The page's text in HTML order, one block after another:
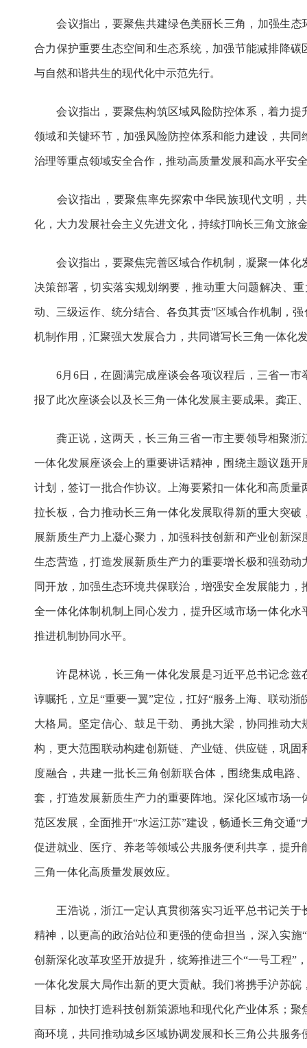
会议指出，要聚焦共建绿色美丽长三角，加强生态
合力保护重要生态空间和生态系统，加强节能减排降
与自然和谐共生的现代化中示范先行。
会议指出，要聚焦构筑区域风险防控体系，着力提
领域和关键环节，加强风险防控体系和能力建设，共
治理等重点领域安全合作，推动高质量发展和高水平安
会议指出，要聚焦率先探索中华民族现代文明，共
化，大力发展社会主义先进文化，持续打响长三角文旅
会议指出，要聚焦完善区域合作机制，凝聚一体化
决策部署，切实落实规划纲要，推动重大问题解决、
动、三级运作、统分结合、各负其责”区域合作机制，
机制作用，汇聚强大发展合力，共同谱写长三角一体化
6月6日，在圆满完成座谈会各项议程后，三省一市
报了此次座谈会以及长三角一体化发展主要成果。龚正
龚正说，这两天，长三角三省一市主要领导相聚浙
一体化发展座谈会上的重要讲话精神，围绕主题议题
计划，签订一批合作协议。上海要紧扣一体化和高质
拉长板，合力推动长三角一体化发展取得新的重大突
展新质生产力上凝心聚力，加强科技创新和产业创新
生态营造，打造发展新质生产力的重要增长极和强劲
同开放，加强生态环境共保联治，增强安全发展能力
全一体化体制机制上同心发力，提升区域市场一体化
推进机制协同水平。
许昆林说，长三角一体化发展是习近平总书记念兹
谆嘱托，立足“重要一翼”定位，扛好“服务上海、联动
大格局。坚定信心、鼓足干劲、勇挑大梁，协同推动
构，更大范围联动构建创新链、产业链、供应链，巩
度融合，共建一批长三角创新联合体，围绕集成电路
套，打造发展新质生产力的重要阵地。深化区域市场
范区发展，全面推开“水运江苏”建设，畅通长三角交通
促进就业、医疗、养老等领域公共服务便利共享，提
三角一体化高质量发展效应。
王浩说，浙江一定认真贯彻落实习近平总书记关于
精神，以更高的政治站位和更强的使命担当，深入实
创新深化改革攻坚开放提升，统筹推进三个“一号工程”
一体化发展大局作出新的更大贡献。我们将携手沪苏
目标，加快打造科技创新策源地和现代化产业体系；
商环境，共同推动城乡区域协调发展和长三角公共服